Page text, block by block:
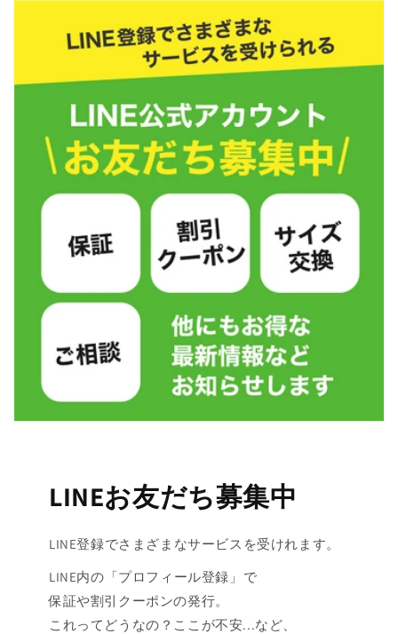
LINEお友だち募集中
LINE登録でさまざまなサービスを受けれます。
LINE内の「プロフィール登録」で
保証や割引クーポンの発行。
これってどうなの？ここが不安...など、